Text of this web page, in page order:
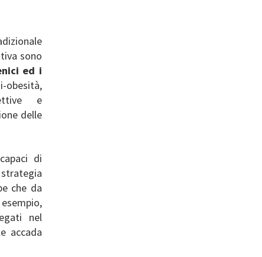
sono
ed i
obesità,
e
delle
di
che da
nel
accada